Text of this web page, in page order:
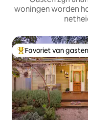
woningen worden
Topfavoriet van
Favoriet van gasten